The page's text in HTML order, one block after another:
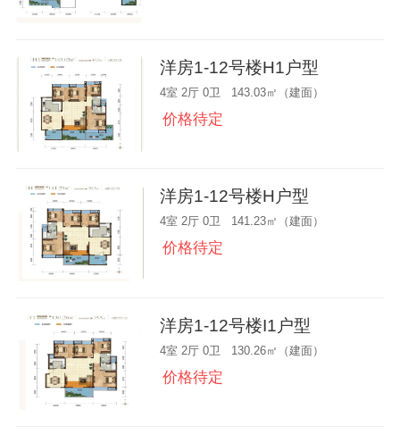
洋房1-12号楼H1户型
4室 2厅 0卫 143.03㎡（建面）
价格待定
洋房1-12号楼H户型
4室 2厅 0卫 141.23㎡（建面）
价格待定
洋房1-12号楼I1户型
4室 2厅 0卫 130.26㎡（建面）
价格待定